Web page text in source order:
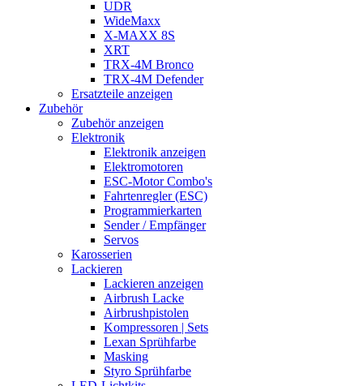
UDR
WideMaxx
X-MAXX 8S
XRT
TRX-4M Bronco
TRX-4M Defender
Ersatzteile anzeigen
Zubehör
Zubehör anzeigen
Elektronik
Elektronik anzeigen
Elektromotoren
ESC-Motor Combo's
Fahrtenregler (ESC)
Programmierkarten
Sender / Empfänger
Servos
Karosserien
Lackieren
Lackieren anzeigen
Airbrush Lacke
Airbrushpistolen
Kompressoren | Sets
Lexan Sprühfarbe
Masking
Styro Sprühfarbe